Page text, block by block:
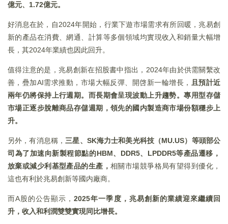
億元、1.72億元。
好消息在於，自2024年開始，行業下遊市場需求有所回暖，兆易創
新的產品在消費、網通、計算等多個領域均實現收入和銷量大幅增
長，其2024年業績也因此回升。
值得注意的是，兆易創新在招股書中指出，2024年由於供需關繫改
善，疊加AI需求推動，市場大幅反彈、開啓新一輪增長， 且預計近
兩年仍將保持上行週期。而長期會呈現波動上升趨勢。專用型存儲
市場正逐步脫離商品存儲週期，領先的國内製造商市場份額穩步上
升。
另外，有消息稱，三星、SK海力士和美光科技（MU.US）等頭部公
司為了加速向新製程節點的HBM、DDR5、LPDDR5等產品遷移，
放棄或減少利基型產品的生產， 相關市場競爭格局有望得到優化，
這也有利於兆易創新等國内廠商。
而A股的公告顯示，2025年一季度，兆易創新的業績迎來繼續回
升，收入和利潤雙雙實現同比增長。